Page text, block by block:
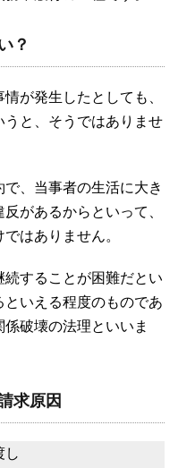
？
が発生したとしても、
と、そうではありませ
、当事者の生活に大き
があるからといって、
はありません。
することが困難だとい
いえる程度のものであ
破壊の法理といいま
求原因
し